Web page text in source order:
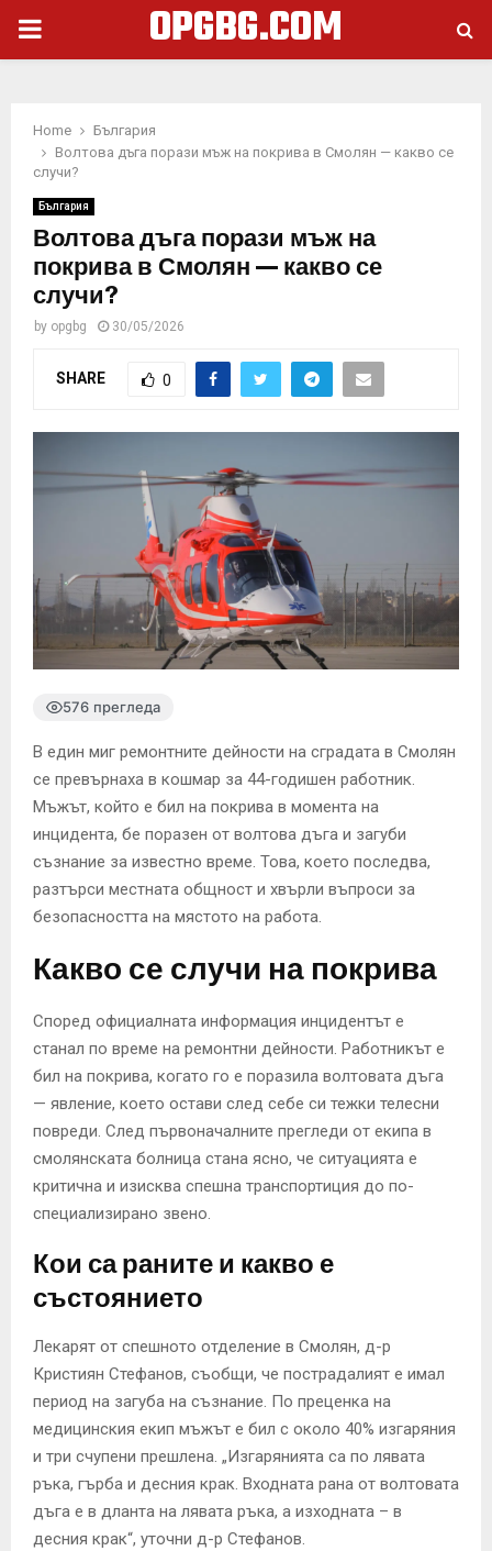
PRIMARY
OPGBG.COM
Home
България
Волтова дъга порази мъж на покрива в Смолян — какво се
случи?
България
Волтова дъга порази мъж на
покрива в Смолян — какво се
случи?
by opgbg 30/05/2026
SHARE 0
576 прегледа
В един миг ремонтните дейности на сградата в Смолян
се превърнаха в кошмар за 44-годишен работник.
Мъжът, който е бил на покрива в моментa на
инцидента, бе поразен от волтова дъга и загуби
съзнание за известно време. Това, което последва,
разтърси местната общност и хвърли въпроси за
безопасността на мястото на работа.
Какво се случи на покрива
Според официалната информация инцидентът е
станал по време на ремонтни дейности. Работникът е
бил на покрива, когато го е поразила волтовата дъга
— явление, което остави след себе си тежки телесни
повреди. След първоначалните прегледи от екипа в
смолянската болница стана ясно, че ситуацията е
критична и изисква спешна транспортиция до по-
специализирано звено.
Кои са раните и какво е
състоянието
Лекарят от спешното отделение в Смолян, д-р
Кристиян Стефанов, съобщи, че пострадалият е имал
период на загуба на съзнание. По преценка на
медицинския екип мъжът е бил с около 40% изгаряния
и три счупени прешлена. „Изгарянията са по лявата
ръка, гърба и десния крак. Входната рана от волтовата
дъга е в дланта на лявата ръка, а изходната – в
десния крак“, уточни д-р Стефанов.